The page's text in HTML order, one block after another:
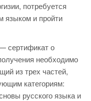
потребуется
языком и пройти
сертификат о
необходимо
из трех частей,
категориям:
русского языка и